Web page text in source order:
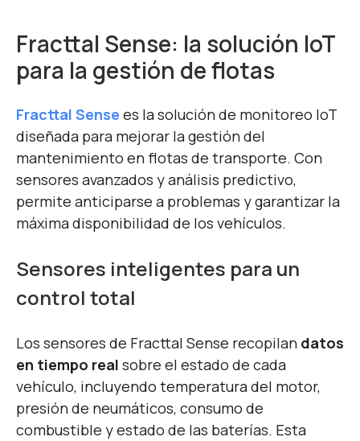
Fracttal Sense: la solución IoT
para la gestión de flotas
Fracttal Sense es la solución de monitoreo IoT
diseñada para mejorar la gestión del
mantenimiento en flotas de transporte. Con
sensores avanzados y análisis predictivo,
permite anticiparse a problemas y garantizar la
máxima disponibilidad de los vehículos.
Sensores inteligentes para un
control total
Los sensores de Fracttal Sense recopilan datos
en tiempo real sobre el estado de cada
vehículo, incluyendo temperatura del motor,
presión de neumáticos, consumo de
combustible y estado de las baterías. Esta